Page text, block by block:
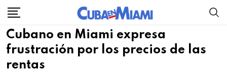
Skip
content
Cubano en Miami expresa
frustración por los precios de las
rentas